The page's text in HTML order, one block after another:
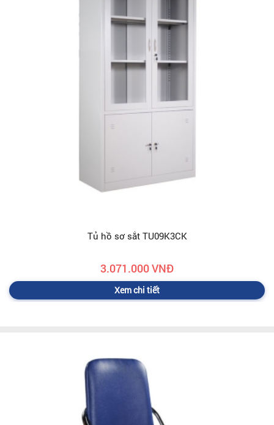
Tủ hồ sơ sắt TU09K3CK
3.071.000 VNĐ
Xem chi tiết